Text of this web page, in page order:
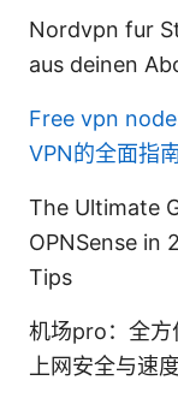
Nordvpn fur
aus deinen
Free vpn
VPN的全面指
The Ultimate
OPNSense in
Tips
机场pro：全方
上网安全与速度